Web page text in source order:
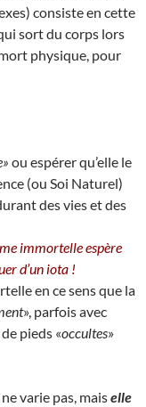
consiste en cette
sort du corps lors
physique, pour
ou espérer qu’elle le
(ou Soi Naturel)
des vies et des
immortelle espère
d’un iota !
en ce sens que la
», parfois avec
pieds «occultes»
varie pas, maiselle